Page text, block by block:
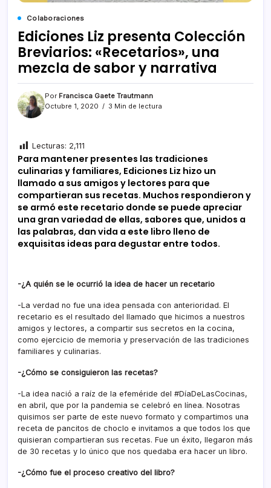
Colaboraciones
Ediciones Liz presenta Colección
Breviarios: «Recetarios», una
mezcla de sabor y narrativa
Por Francisca Gaete Trautmann
Octubre 1, 2020
3 Min de lectura
Lecturas: 2,111
Para mantener presentes las tradiciones
culinarias y familiares, Ediciones Liz hizo un
llamado a sus amigos y lectores para que
compartieran sus recetas. Muchos respondieron y
se armó este recetario donde se puede apreciar
una gran variedad de ellas, sabores que, unidos a
las palabras, dan vida a este libro lleno de
exquisitas ideas para degustar entre todos.
-¿A quién se le ocurrió la idea de hacer un recetario
-La verdad no fue una idea pensada con anterioridad. El
recetario es el resultado del llamado que hicimos a nuestros
amigos y lectores, a compartir sus secretos en la cocina,
como ejercicio de memoria y preservación de las tradiciones
familiares y culinarias.
-¿Cómo se consiguieron las recetas?
-La idea nació a raíz de la efeméride del #DíaDeLasCocinas,
en abril, que por la pandemia se celebró en línea. Nosotras
quisimos ser parte de este nuevo formato y compartimos una
receta de pancitos de choclo e invitamos a que todos los que
quisieran compartieran sus recetas. Fue un éxito, llegaron más
de 30 recetas y lo único que nos quedaba era hacer un libro.
-¿Cómo fue el proceso creativo del libro?